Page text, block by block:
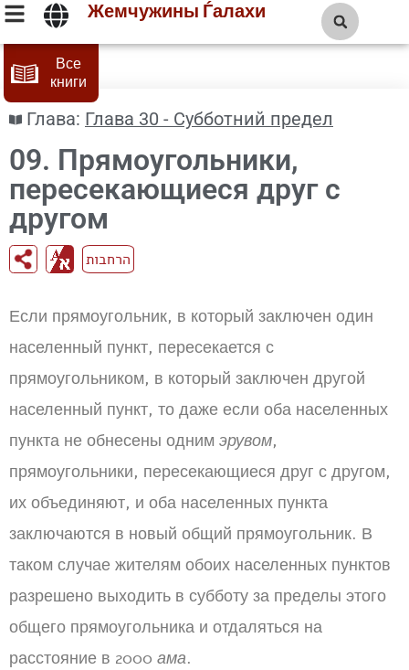
Жемчужины Ѓалахи
Все
книги
Глава: Глава 30 - Субботний предел
09. Прямоугольники,
пересекающиеся друг с
другом
הרחבות
Если прямоугольник, в который заключен один
населенный пункт, пересекается с
прямоугольником, в который заключен другой
населенный пункт, то даже если оба населенных
пункта не обнесены одним эрувом,
прямоугольники, пересекающиеся друг с другом,
их объединяют, и оба населенных пункта
заключаются в новый общий прямоугольник. В
таком случае жителям обоих населенных пунктов
разрешено выходить в субботу за пределы этого
общего прямоугольника и отдаляться на
расстояние в 2000 ама.